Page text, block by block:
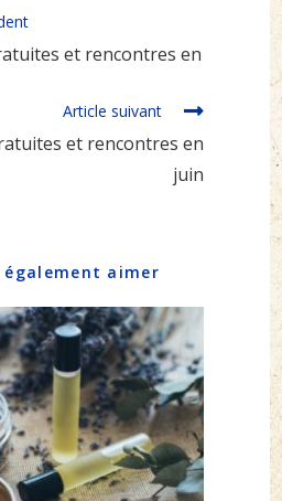
et rencontres en
Article suivant
et rencontres en
juin
également aimer